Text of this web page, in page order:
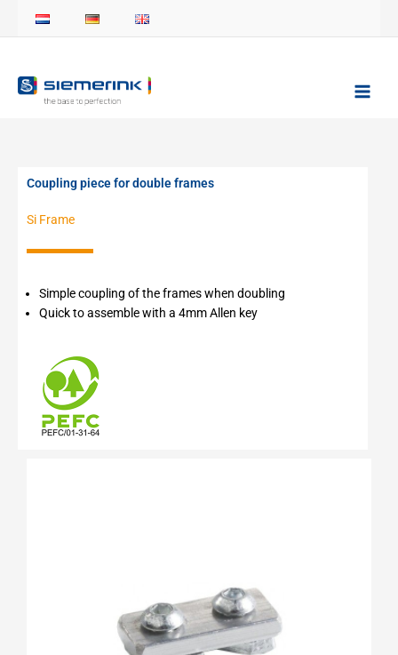
Coupling piece for double frames
Si Frame
Simple coupling of the frames when doubling
Quick to assemble with a 4mm Allen key